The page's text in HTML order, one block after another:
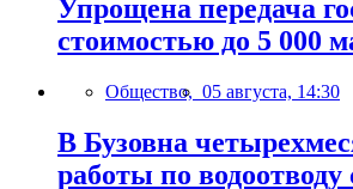
Упрощена передача
стоимостью до 5 000
Общество, 05 августа, 14:30
В Бузовна
работы по водоотводу